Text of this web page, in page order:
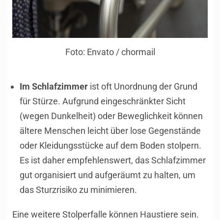
Foto: Envato / chormail
Im Schlafzimmer ist oft Unordnung der Grund
für Stürze. Aufgrund eingeschränkter Sicht
(wegen Dunkelheit) oder Beweglichkeit können
ältere Menschen leicht über lose Gegenstände
oder Kleidungsstücke auf dem Boden stolpern.
Es ist daher empfehlenswert, das Schlafzimmer
gut organisiert und aufgeräumt zu halten, um
das Sturzrisiko zu minimieren.
Eine weitere Stolperfalle können Haustiere sein.